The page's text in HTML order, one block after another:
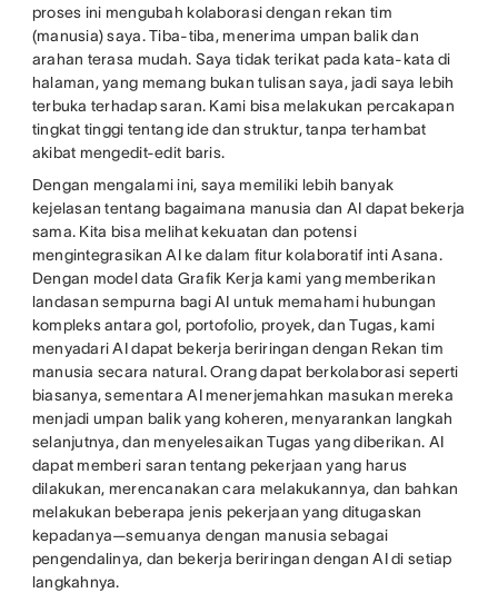
proses ini mengubah kolaborasi dengan rekan tim
(manusia) saya. Tiba-tiba, menerima umpan balik dan
arahan terasa mudah. Saya tidak terikat pada kata-kata di
halaman, yang memang bukan tulisan saya, jadi saya lebih
terbuka terhadap saran. Kami bisa melakukan percakapan
tingkat tinggi tentang ide dan struktur, tanpa terhambat
akibat mengedit-edit baris.
Dengan mengalami ini, saya memiliki lebih banyak
kejelasan tentang bagaimana manusia dan AI dapat bekerja
sama. Kita bisa melihat kekuatan dan potensi
mengintegrasikan AI ke dalam fitur kolaboratif inti Asana.
Dengan model data Grafik Kerja kami yang memberikan
landasan sempurna bagi AI untuk memahami hubungan
kompleks antara gol, portofolio, proyek, dan Tugas, kami
menyadari AI dapat bekerja beriringan dengan Rekan tim
manusia secara natural. Orang dapat berkolaborasi seperti
biasanya, sementara AI menerjemahkan masukan mereka
menjadi umpan balik yang koheren, menyarankan langkah
selanjutnya, dan menyelesaikan Tugas yang diberikan. AI
dapat memberi saran tentang pekerjaan yang harus
dilakukan, merencanakan cara melakukannya, dan bahkan
melakukan beberapa jenis pekerjaan yang ditugaskan
kepadanya—semuanya dengan manusia sebagai
pengendalinya, dan bekerja beriringan dengan AI di setiap
langkahnya.